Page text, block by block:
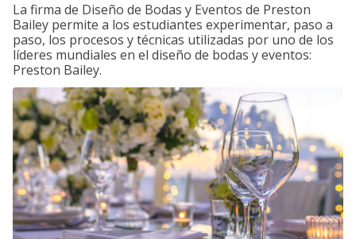
La firma de Diseño de Bodas y Eventos de Preston
Bailey permite a los estudiantes experimentar, paso a
paso, los procesos y técnicas utilizadas por uno de los
líderes mundiales en el diseño de bodas y eventos:
Preston Bailey.